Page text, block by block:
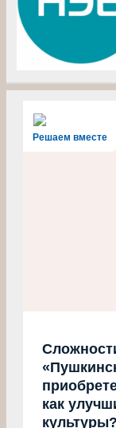
Решаем вместе
как
культуры?